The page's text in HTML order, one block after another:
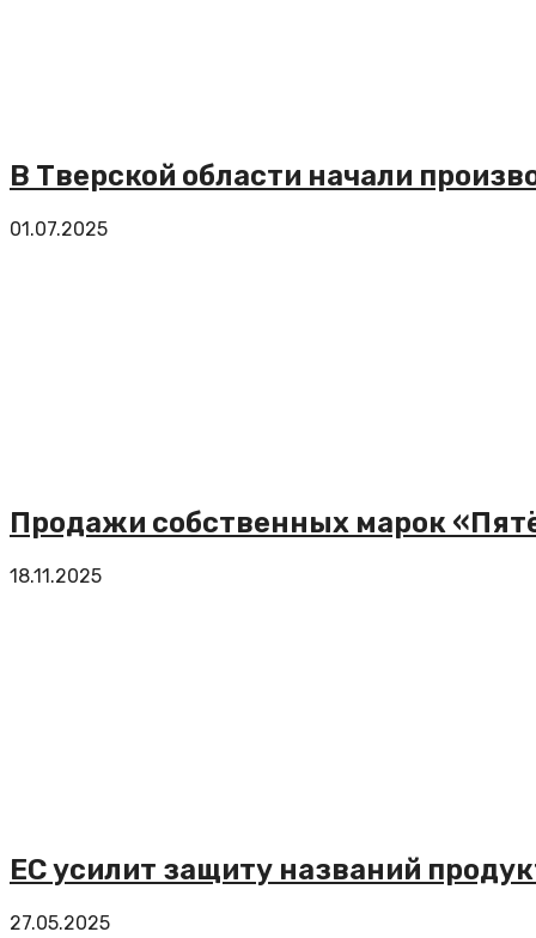
В Тверской области начали
01.07.2025
Продажи собственных марок
18.11.2025
ЕС усилит защиту названий
27.05.2025